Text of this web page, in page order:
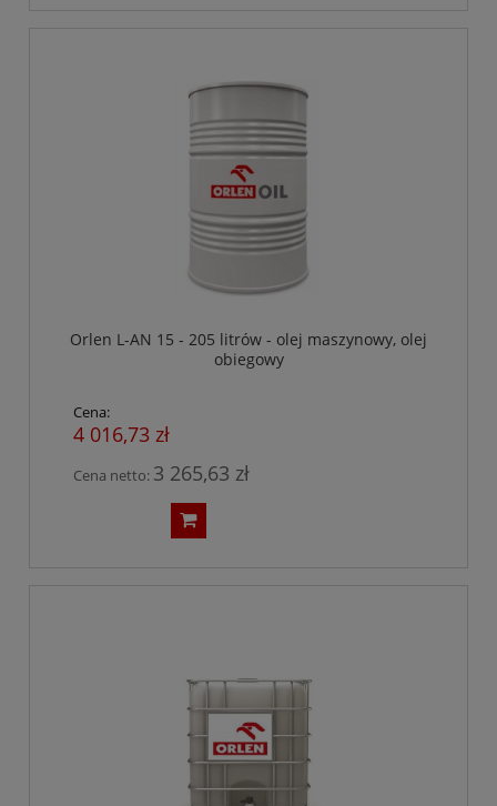
Orlen L-AN 15 - 205 litrów - olej maszynowy, olej
obiegowy
Cena:
4 016,73 zł
Cena netto: 3 265,63 zł